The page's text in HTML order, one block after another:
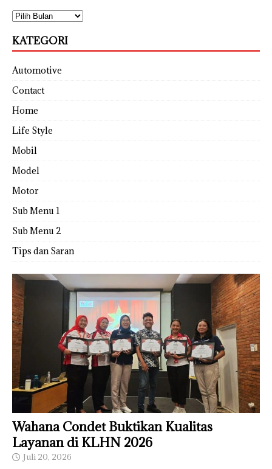
KATEGORI
Automotive
Contact
Home
Life Style
Mobil
Model
Motor
Sub Menu 1
Sub Menu 2
Tips dan Saran
Wahana Condet Buktikan Kualitas
Layanan di KLHN 2026
Juli 20, 2026